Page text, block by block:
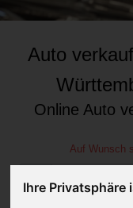
Ihre Privatsphäre
Auto
Online Auto
Auf Wunsch